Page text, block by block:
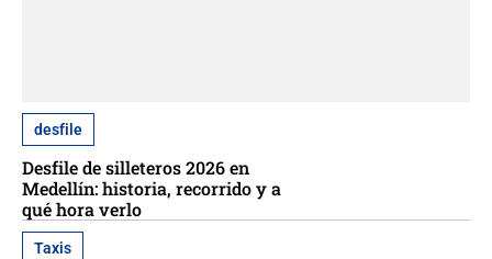
desfile
Desfile de silleteros 2026 en
Medellín: historia, recorrido y a
qué hora verlo
Taxis